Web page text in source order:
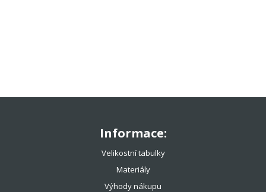
Informace:
Velikostní tabulky
Materiály
Výhody nákupu